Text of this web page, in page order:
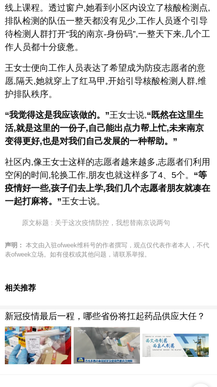
线上课程。透过窗户,她看到小区内设立了核酸检测点,
排队检测的队伍一整天都没有见少,工作人员逐个引导
待检测人群打开“我的南京-身份码”,一整天下来,几个工
作人员都十分疲惫。
王女士便向工作人员表达了希望成为防疫志愿者的意
愿,隔天,她就穿上了红马甲,开始引导核酸检测人群,维
护排队秩序。
“我觉得这是我应该做的。”王女士说,“既然在这里生
活,就是这里的一份子,自己能出点力帮上忙,未来南京
变得更好,也是对我们自己发展的一种帮助。”
社区内,像王女士这样的志愿者越来越多,志愿者们利用
空闲的时间,轮换工作,朋友也就这样多了4、5个。 “等
疫情好一些,孩子们去上学,我们几个志愿者朋友就凑在
一起打麻将。”王女士说。
原文标题 : 关于这次疫情防控，我想替南京说两句
声明： 本文由入驻ofweek维科号的作者撰写，观点仅代表作者本人，不代
表ofweek立场。如有侵权或其他问题，请联系举报。
相关推荐
新冠疫情最后一程，哪些省份将扛起药品供应大任？